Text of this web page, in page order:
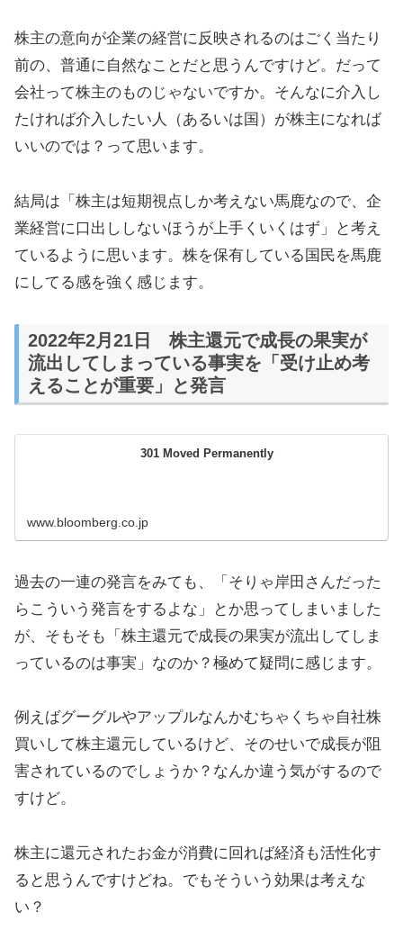
株主の意向が企業の経営に反映されるのはごく当たり
前の、普通に自然なことだと思うんですけど。だって
会社って株主のものじゃないですか。そんなに介入し
たければ介入したい人（あるいは国）が株主になれば
いいのでは？って思います。
結局は「株主は短期視点しか考えない馬鹿なので、企
業経営に口出ししないほうが上手くいくはず」と考え
ているように思います。株を保有している国民を馬鹿
にしてる感を強く感じます。
2022年2月21日 株主還元で成長の果実が
流出してしまっている事実を「受け止め考
えることが重要」と発言
301 Moved Permanently
www.bloomberg.co.jp
過去の一連の発言をみても、「そりゃ岸田さんだった
らこういう発言をするよな」とか思ってしまいました
が、そもそも「株主還元で成長の果実が流出してしま
っているのは事実」なのか？極めて疑問に感じます。
例えばグーグルやアップルなんかむちゃくちゃ自社株
買いして株主還元しているけど、そのせいで成長が阻
害されているのでしょうか？なんか違う気がするので
すけど。
株主に還元されたお金が消費に回れば経済も活性化す
ると思うんですけどね。でもそういう効果は考えな
い？